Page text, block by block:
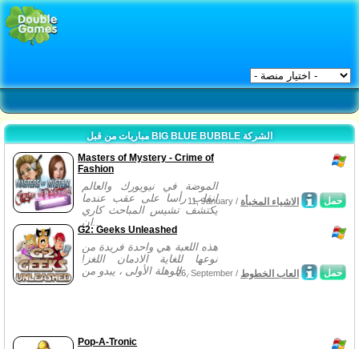
مباريات من قبل BIG BLUE BUBBLE الشركة
Masters of Mystery - Crime of
Fashion
الموضة في نيويورك والعالم
انقلب رأسا على عقب عندما
يكتشف تشيس المباحث كاري
ان...
حمل 11, January / الاشياء المخبأة
G2: Geeks Unleashed
هذه اللعبة هي واحدة فريدة من
نوعها للغاية الادمان اللغز!
للوهلة الأولى ، يبدو من...
حمل 26, September / العاب الخطوط
Pop-A-Tronic